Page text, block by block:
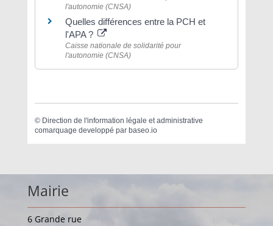
l'autonomie (CNSA)
Quelles différences entre la PCH et
l'APA ?
Caisse nationale de solidarité pour
l'autonomie (CNSA)
© Direction de l'information légale et administrative
comarquage developpé par baseo.io
Mairie
6 Grande rue